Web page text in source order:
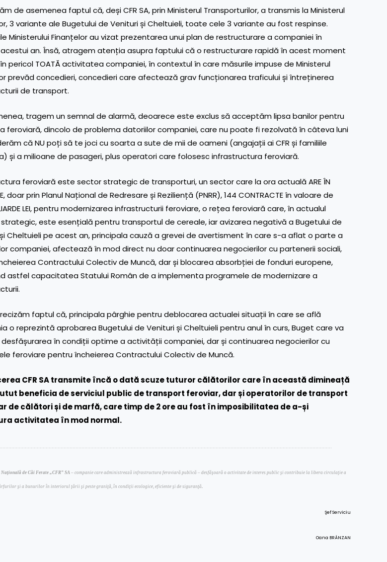
de asemenea faptul că, deși CFR SA, prin Ministerul Transporturilor, a transmis la Ministerul
3 variante ale Bugetului de Venituri și Cheltuieli, toate cele 3 variante au fost respinse.
Ministerului Finanțelor au vizat prezentarea unui plan de restructurare a companiei în
an. Însă, atragem atenția asupra faptului că o restructurare rapidă în acest moment
pericol TOATĂ activitatea companiei, în contextul în care măsurile impuse de Ministerul
prevăd concedieri, concedieri care afectează grav funcționarea traficului și întreținerea
de transport.
tragem un semnal de alarmă, deoarece este exclus să acceptăm lipsa banilor pentru
feroviară, dincolo de problema datoriilor companiei, care nu poate fi rezolvată în câteva luni
că NU poți să te joci cu soarta a sute de mii de oameni (angajații ai CFR și familiile
și a milioane de pasageri, plus operatori care folosesc infrastructura feroviară.
feroviară este sector strategic de transporturi, un sector care la ora actuală ARE ÎN
doar prin Planul Național de Redresare și Reziliență (PNRR), 144 CONTRACTE în valoare de
LEI, pentru modernizarea infrastructurii feroviare, o rețea feroviară care, în actualul
este esențială pentru transportul de cereale, iar avizarea negativă a Bugetului de
Cheltuieli pe acest an, principala cauză a grevei de avertisment în care s-a aflat o parte a
companiei, afectează în mod direct nu doar continuarea negocierilor cu partenerii sociali,
Contractului Colectiv de Muncă, dar și blocarea absorbției de fonduri europene,
astfel capacitatea Statului Român de a implementa programele de modernizare a
faptul că, principala pârghie pentru deblocarea actualei situații în care se află
o reprezintă aprobarea Bugetului de Venituri și Cheltuieli pentru anul în curs, Buget care va
în condiții optime a activității companiei, dar și continuarea negocierilor cu
feroviare pentru încheierea Contractului Colectiv de Muncă.
CFR SA transmite încă o dată scuze tuturor călătorilor care în această dimineață
beneficia de serviciul public de transport feroviar, dar și operatorilor de transport
de călători și de marfă, care timp de 2 ore au fost în imposibilitatea de a-și
activitatea în mod normal.
de Căi Ferate „CFR” SA – companie care administrează infrastructura feroviară publică – desfăşoară o activitate de interes public şi contribuie la libera circulaţie a
şi a bunurilor în interiorul ţării şi peste graniţă, în condiţii ecologice, eficiente şi de siguranţă.
Şef Serviciu
Oana BRÂNZAN